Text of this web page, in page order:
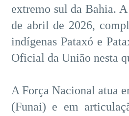
extremo sul da Bahia. A
de abril de 2026,
indígenas Pataxó e
Oficial da União nesta
A Força Nacional atua
(Funai) e em